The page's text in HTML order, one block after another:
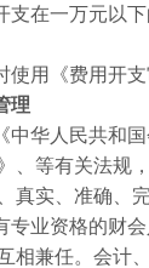
一万元以下
《费用开支
理
人民共和国
、等有关法规
真实、准确、
资格的财会
相兼任。会计